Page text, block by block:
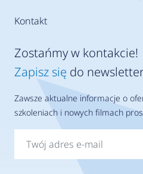
Kontakt
Zostańmy w kontakcie!
Zapisz się do
Zawsze aktualne informacje o
szkoleniach i nowych filmach